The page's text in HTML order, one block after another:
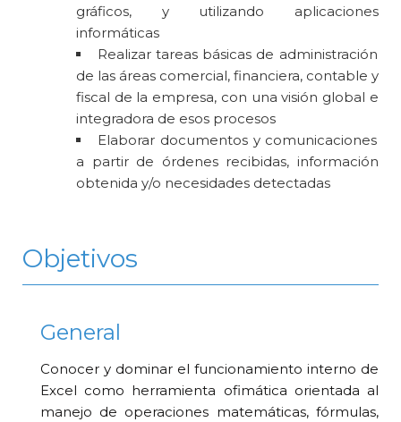
gráficos, y utilizando aplicaciones
informáticas
Realizar tareas básicas de administración
de las áreas comercial, financiera, contable y
fiscal de la empresa, con una visión global e
integradora de esos procesos
Elaborar documentos y comunicaciones
a partir de órdenes recibidas, información
obtenida y/o necesidades detectadas
Objetivos
General
Conocer y dominar el funcionamiento interno de
Excel como herramienta ofimática orientada al
manejo de operaciones matemáticas, fórmulas,